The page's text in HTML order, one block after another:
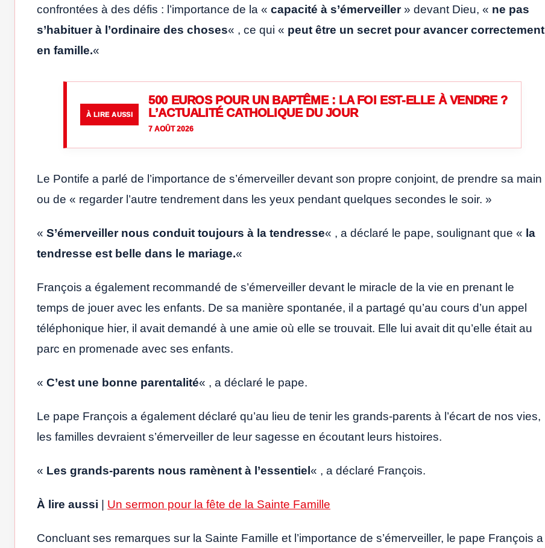
confrontées à des défis : l’importance de la « capacité à s’émerveiller» devant Dieu, « ne pas
s’habituer à l’ordinaire des choses« , ce qui « peut être un secret pour avancer correctement
en famille.«
À LIRE AUSSI
500 EUROS POUR UN BAPTÊME : LA FOI EST-ELLE À VENDRE ?
L’ACTUALITÉ CATHOLIQUE DU JOUR
7 AOÛT 2026
Le Pontife a parlé de l’importance de s’émerveiller devant son propre conjoint, de prendre sa main
ou de « regarder l’autre tendrement dans les yeux pendant quelques secondes le soir. »
« S’émerveiller nous conduit toujours à la tendresse« , a déclaré le pape, soulignant que « la
tendresse est belle dans le mariage.«
François a également recommandé de s’émerveiller devant le miracle de la vie en prenant le
temps de jouer avec les enfants. De sa manière spontanée, il a partagé qu’au cours d’un appel
téléphonique hier, il avait demandé à une amie où elle se trouvait. Elle lui avait dit qu’elle était au
parc en promenade avec ses enfants.
« C’est une bonne parentalité« , a déclaré le pape.
Le pape François a également déclaré qu’au lieu de tenir les grands-parents à l’écart de nos vies,
les familles devraient s’émerveiller de leur sagesse en écoutant leurs histoires.
« Les grands-parents nous ramènent à l’essentiel« , a déclaré François.
À lire aussi | Un sermon pour la fête de la Sainte Famille
Concluant ses remarques sur la Sainte Famille et l’importance de s’émerveiller, le pape François a